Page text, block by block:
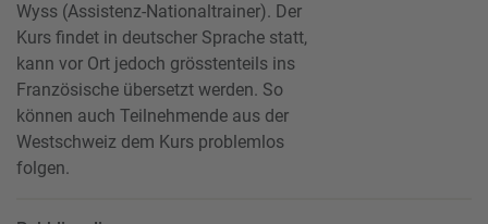
Wyss (Assistenz-Nationaltrainer). Der
Kurs findet in deutscher Sprache statt,
kann vor Ort jedoch grösstenteils ins
Französische übersetzt werden. So
können auch Teilnehmende aus der
Westschweiz dem Kurs problemlos
folgen.